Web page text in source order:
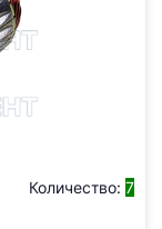
Количество: 7